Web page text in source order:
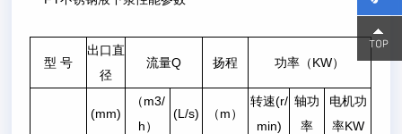
型 号
出口直
径
流量Q 扬程 功率（KW）
(mm)
（m3/
h）
(L/s) （m）
转速(r/
min)
轴功
率
电机功
率KW